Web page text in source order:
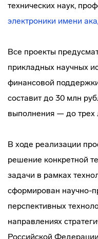
технических наук,
электроники имени
Все проекты
прикладных научных
финансовой
составит до 30 млн
выполнения — до трех
В ходе реализации
решение конкретной
задачи в рамках
сформирован научно-
перспективных
направлениях
Российской